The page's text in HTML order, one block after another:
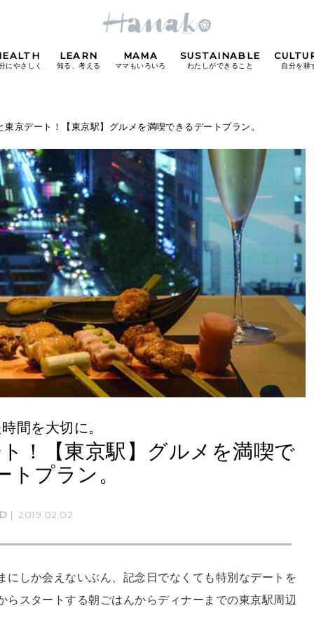
にやさしく
LEARN
知る、考える
MAMA
ママもいろいろ
SUSTAINABLE
わたしができること 自分を耕
POPULAR TAGS
#カフェ #朝ごはん #開運 #東京駅 #銀座 #
FOLLOW US!
京デート！【東京駅】グルメを満喫できるデートプラン。
間を大切に。
！【東京駅】グルメを満喫で
トプラン。
2019.02.02
しか会えないぶん、記念日でなくても特別なデートを
スタートする朝ごはんからディナーまでの東京駅周辺